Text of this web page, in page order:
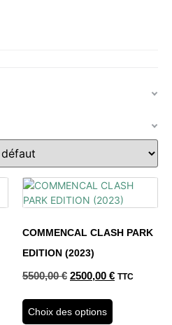
COMMENCAL CLASH PARK
EDITION (2023)
5500,00€ 2500,00 € TTC
Choix des options